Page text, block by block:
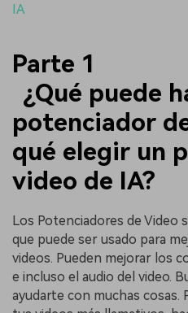
IA
Parte 1
¿Qué puede
potenciador
qué elegir un
video de IA?
Los Potenciadores de Video
que puede ser usado para
videos. Pueden mejorar los
e incluso el audio del video.
ayudarte con muchas cosas.